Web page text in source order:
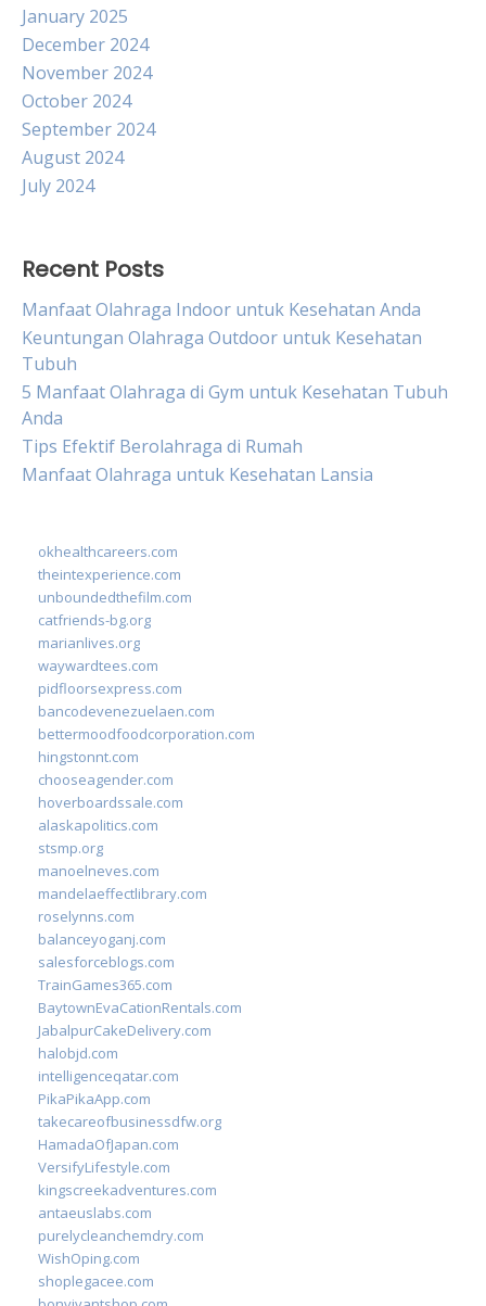
January 2025
December 2024
November 2024
October 2024
September 2024
August 2024
July 2024
Recent Posts
Manfaat Olahraga Indoor untuk Kesehatan Anda
Keuntungan Olahraga Outdoor untuk Kesehatan
Tubuh
5 Manfaat Olahraga di Gym untuk Kesehatan Tubuh
Anda
Tips Efektif Berolahraga di Rumah
Manfaat Olahraga untuk Kesehatan Lansia
okhealthcareers.com
theintexperience.com
unboundedthefilm.com
catfriends-bg.org
marianlives.org
waywardtees.com
pidfloorsexpress.com
bancodevenezuelaen.com
bettermoodfoodcorporation.com
hingstonnt.com
chooseagender.com
hoverboardssale.com
alaskapolitics.com
stsmp.org
manoelneves.com
mandelaeffectlibrary.com
roselynns.com
balanceyoganj.com
salesforceblogs.com
TrainGames365.com
BaytownEvaCationRentals.com
JabalpurCakeDelivery.com
halobjd.com
intelligenceqatar.com
PikaPikaApp.com
takecareofbusinessdfw.org
HamadaOfJapan.com
VersifyLifestyle.com
kingscreekadventures.com
antaeuslabs.com
purelycleanchemdry.com
WishOping.com
shoplegacee.com